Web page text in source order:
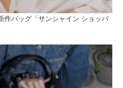
作バッグ「サンシャイン ショッパ